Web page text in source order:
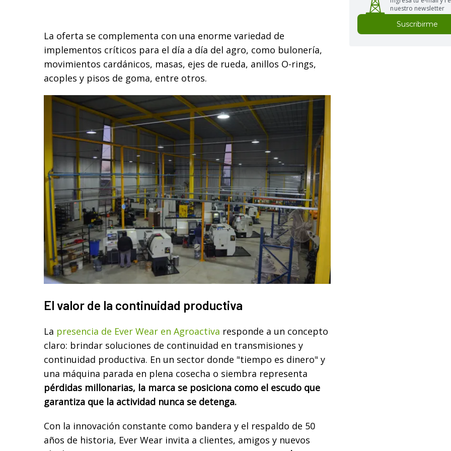
La oferta se complementa con una enorme variedad de
implementos críticos para el día a día del agro, como bulonería,
movimientos cardánicos, masas, ejes de rueda, anillos O-rings,
acoples y pisos de goma, entre otros.
El valor de la continuidad productiva
La presencia de Ever Wear en Agroactiva responde a un concepto
claro: brindar soluciones de continuidad en transmisiones y
continuidad productiva. En un sector donde "tiempo es dinero" y
una máquina parada en plena cosecha o siembra representa
pérdidas millonarias, la marca se posiciona como el escudo que
garantiza que la actividad nunca se detenga.
Con la innovación constante como bandera y el respaldo de 50
años de historia, Ever Wear invita a clientes, amigos y nuevos
nuestro newsletter
Suscribirme